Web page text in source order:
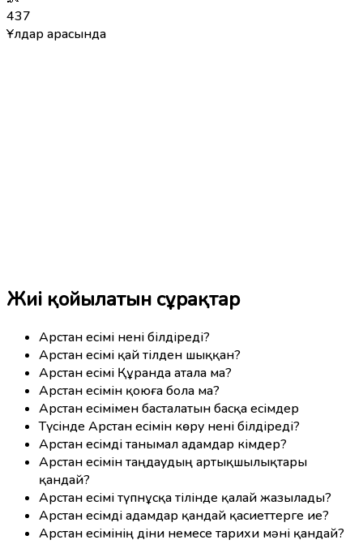
437
Ұлдар арасында
Жиі қойылатын сұрақтар
Арстан есімі нені білдіреді?
Арстан есімі қай тілден шыққан?
Арстан есімі Құранда атала ма?
Арстан есімін қоюға бола ма?
Арстан есімімен басталатын басқа есімдер
Түсінде Арстан есімін көру нені білдіреді?
Арстан есімді танымал адамдар кімдер?
Арстан есімін таңдаудың артықшылықтары
қандай?
Арстан есімі түпнұсқа тілінде қалай жазылады?
Арстан есімді адамдар қандай қасиеттерге ие?
Арстан есімінің діни немесе тарихи мәні қандай?